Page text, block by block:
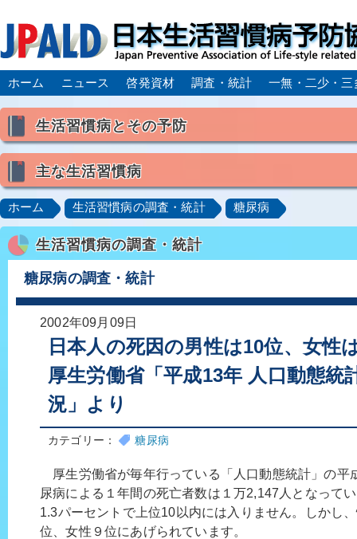
ホーム ニュース 啓発資材 調査・統計 一無・二少・三
生活習慣病とその予防
喫煙
食生活
主な生活習慣病
高血圧 脂質異常症（高脂血症） 糖尿病
肥満症／メタボリックシンドローム
動脈硬化
心
脂肪肝／NAFLD／NASH
アルコール肝疾患
ロコモティブシンドローム／サルコペニア／フレイル
ホーム 生活習慣病の調査・統計 糖尿病
生活習慣病の調査・統計
糖尿病の調査・統計
2002年09月09日
日本人の死因の男性は10位、女
厚生労働省「平成13年 人口動態統
況」より
カテゴリー： 糖尿病
厚生労働省が毎年行っている「人口動態統計」の平
尿病による１年間の死亡者数は１万2,147人となって
1.3パーセントで上位10以内には入りません。しかし
位、女性９位にあげられています。